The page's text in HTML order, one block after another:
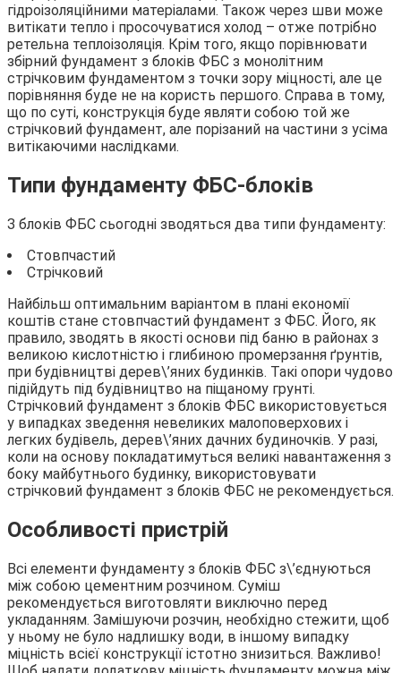
гідроізоляційними матеріалами. Також через шви може
витікати тепло і просочуватися холод – отже потрібно
ретельна теплоізоляція. Крім того, якщо порівнювати
збірний фундамент з блоків ФБС з монолітним
стрічковим фундаментом з точки зору міцності, але це
порівняння буде не на користь першого. Справа в тому,
що по суті, конструкція буде являти собою той же
стрічковий фундамент, але порізаний на частини з усіма
витікаючими наслідками.
Типи фундаменту ФБС-блоків
З блоків ФБС сьогодні зводяться два типи фундаменту:
Стовпчастий
Стрічковий
Найбільш оптимальним варіантом в плані економії
коштів стане стовпчастий фундамент з ФБС. Його, як
правило, зводять в якості основи під баню в районах з
великою кислотністю і глибиною промерзання ґрунтів,
при будівництві дерев\’яних будинків. Такі опори чудово
підійдуть під будівництво на піщаному грунті.
Стрічковий фундамент з блоків ФБС використовується
у випадках зведення невеликих малоповерхових і
легких будівель, дерев\’яних дачних будиночків. У разі,
коли на основу покладатимуться великі навантаження з
боку майбутнього будинку, використовувати
стрічковий фундамент з блоків ФБС не рекомендується.
Особливості пристрій
Всі елементи фундаменту з блоків ФБС з\’єднуються
між собою цементним розчином. Суміш
рекомендується виготовляти виключно перед
укладанням. Замішуючи розчин, необхідно стежити, щоб
у ньому не було надлишку води, в іншому випадку
міцність всієї конструкції істотно знизиться. Важливо!